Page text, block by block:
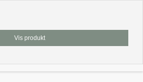
Vis produkt